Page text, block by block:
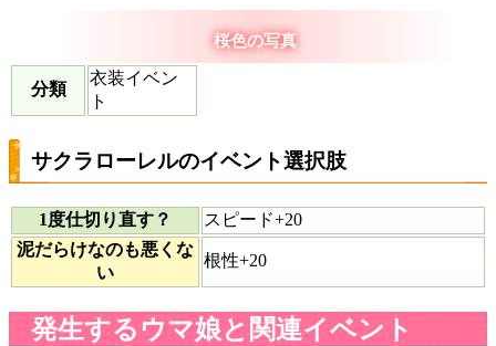
桜色の写真
分類
衣装イベン
ト
サクラローレルのイベント選択肢
1度仕切り直す？
スピード+20
泥だらけなのも悪くな
い
根性+20
発生するウマ娘と関連イベント